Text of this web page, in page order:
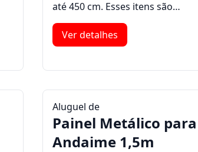
até 450 cm. Esses itens são…
Ver detalhes
Aluguel de
Painel Metálico para
Andaime 1,5m